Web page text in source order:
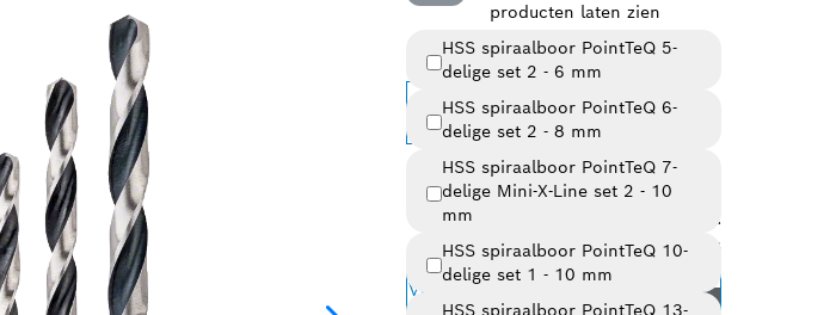
producten laten zien
HSS spiraalboor PointTeQ 5-
delige set 2 - 6 mm
HSS spiraalboor PointTeQ 6-
delige set 2 - 8 mm
HSS spiraalboor PointTeQ 7-
delige Mini-X-Line set 2 - 10
mm
HSS spiraalboor PointTeQ 10-
delige set 1 - 10 mm
HSS spiraalboor PointTeQ 13-
Geselecteerde variant
Variant wijzigen
vanaf9,08 €incl. btw.
excl. btw.
Bekijk prijsgeschiedenis
Verbeter je productiviteit
PRO